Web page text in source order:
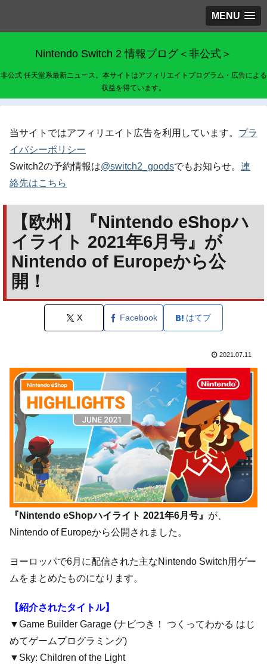
MENU
Nintendo Switch 2 情報ブログ＜非公式＞
非公式 任天堂系最新ニュース。本サイトはアフィリエイトプログラム・広告による
収益を得ています。
当サイトではアフィリエイト広告を利用しています。 プラ
イバシーポリシー
Switch2の予約情報は@switch2_goodsでもお知らせ。 連
絡先はこちら
【欧州】『Nintendo eShopハ
イライト 2021年6月号』が
Nintendo of Europeから公
開！
X Facebook はてブ
2021.07.11
『Nintendo eShopハイライト 2021年6月号』 が、
Nintendo of Europeから公開されました。
ヨーロッパで6月に配信された主なNintendo Switch用ゲー
ムをまとめたものになります。
【紹介されたタイトル】
▼Game Builder Garage (ナビつき！ つくってわかる はじ
めてゲームプログラミング)
▼Sky: Children of the Light